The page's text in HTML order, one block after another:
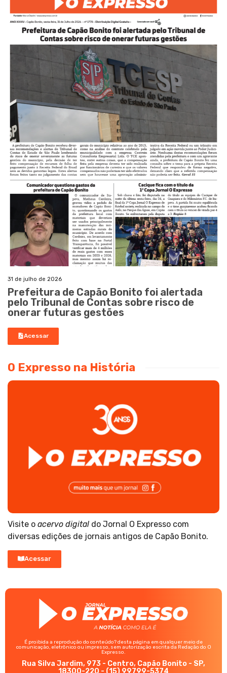
31 de julho de 2026
Prefeitura de Capão Bonito foi alertada
pelo Tribunal de Contas sobre risco de
onerar futuras gestões
Acessar
O Expresso na História
Visite o acervo digital do Jornal O Expresso com
diversas edições de jornais antigos de Capão Bonito.
Acessar
É proibida a reprodução do conteúdo? desta página em qualquer meio de
comunicação, eletrônico ou impresso, sem autorização escrita da Redação do O
Expresso.
Rua Silva Jardim, 973 - Centro, Capão Bonito - SP,
18300-220 - (15) 99799-5374